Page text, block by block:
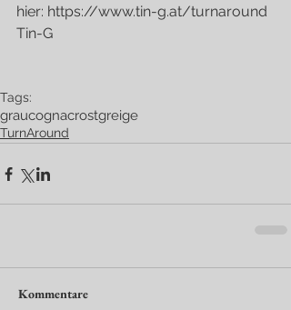
hier: https://www.tin-g.at/turnaround
Tin-G
Tags:
graucognacrostgreige
TurnAround
Kommentare